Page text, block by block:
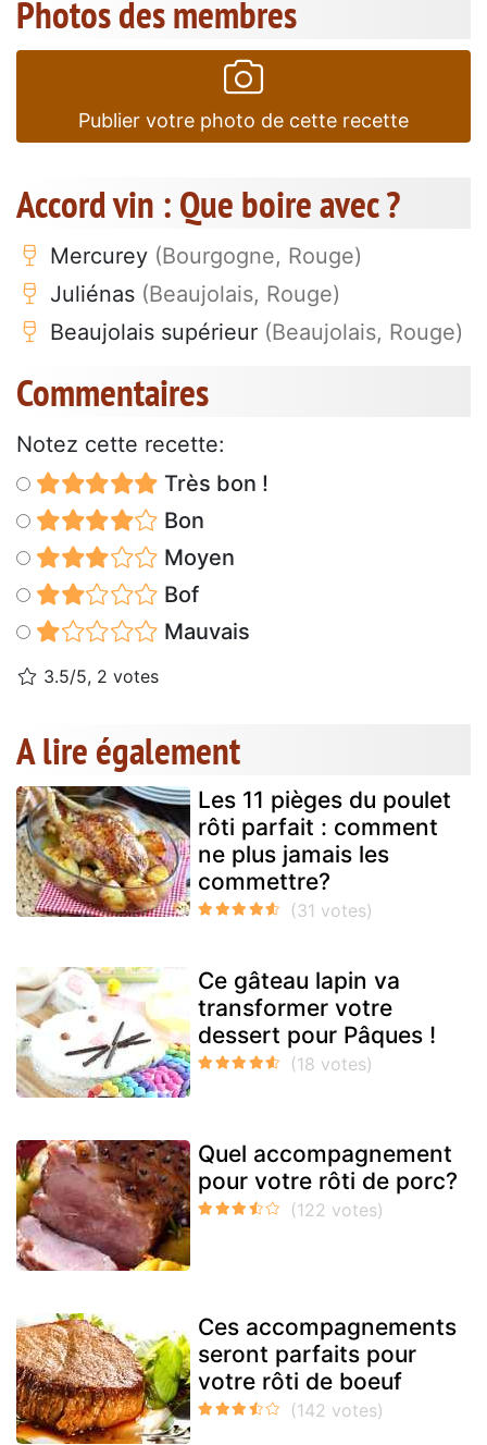
Photos des membres
Publier votre photo de cette recette
Accord vin : Que boire avec ?
Mercurey (Bourgogne, Rouge)
Juliénas (Beaujolais, Rouge)
Beaujolais supérieur (Beaujolais, Rouge)
Commentaires
Notez cette recette:
Très bon !
Bon
Moyen
Bof
Mauvais
3.5/5, 2 votes
A lire également
Les 11 pièges du poulet
rôti parfait : comment
ne plus jamais les
commettre?
Ce gâteau lapin va
transformer votre
dessert pour Pâques !
Quel accompagnement
pour votre rôti de porc?
Ces accompagnements
seront parfaits pour
votre rôti de boeuf